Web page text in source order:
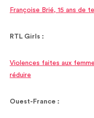
Françoise Brié, 15 ans de
RTL Girls :
Violences faites aux
réduire
Ouest-France :